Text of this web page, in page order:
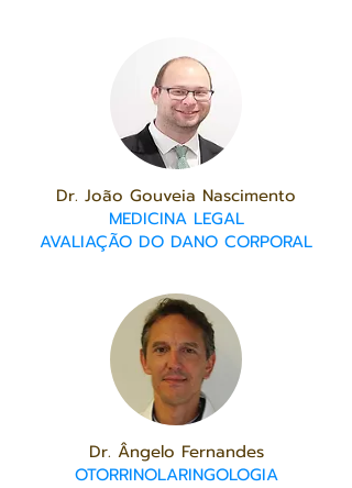
Dr. João Gouveia Nascimento
MEDICINA LEGAL
AVALIAÇÃO DO DANO CORPORAL
Dr. Ângelo Fernandes
OTORRINOLARINGOLOGIA